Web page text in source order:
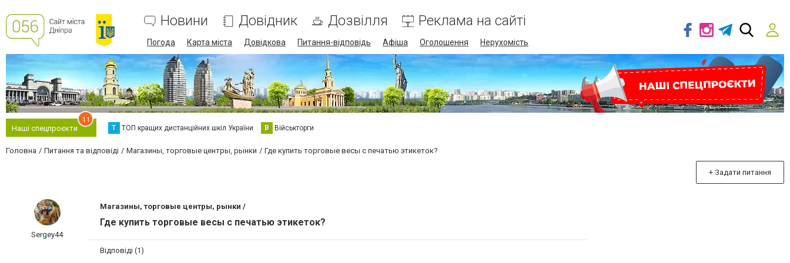
Новини Довідник Дозвілля Реклама на сайті
Погода Карта міста Довідкова Питання-відповідь Афіша Оголошення Нерухомість
Наші спецпроєкти
11
Т ТОП кращих дистанційних шкіл України В Військторги
Головна Питання та відповіді Магазины, торговые центры, рынки Где купить торговые весы с печатью этикеток?
+ Задати питання
Sergey44
Магазины, торговые центры, рынки /
Где купить торговые весы с печатью этикеток?
Відповіді (1)